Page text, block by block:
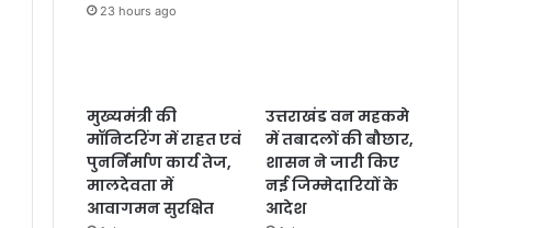
23 hours ago
मुख्यमंत्री की
मॉनिटरिंग में राहत एवं
पुनर्निर्माण कार्य तेज,
मालदेवता में
आवागमन सुरक्षित
उत्तराखंड वन महकमे
में तबादलों की बौछार,
शासन ने जारी किए
नई जिम्मेदारियों के
आदेश